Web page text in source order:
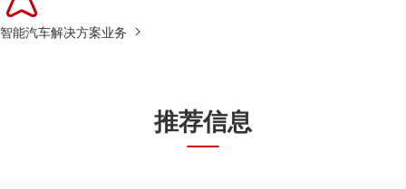
智能汽车解决方案业务
推荐信息